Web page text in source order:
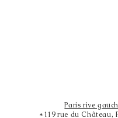
Paris rive
*119 rue du Château,